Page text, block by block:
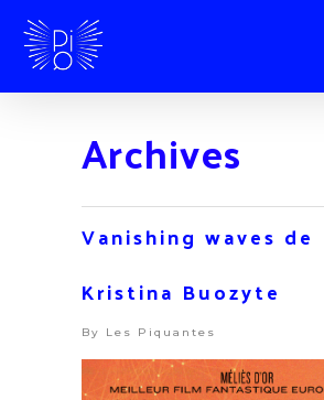
Archives
Vanishing waves de
Kristina Buozyte
By Les Piquantes